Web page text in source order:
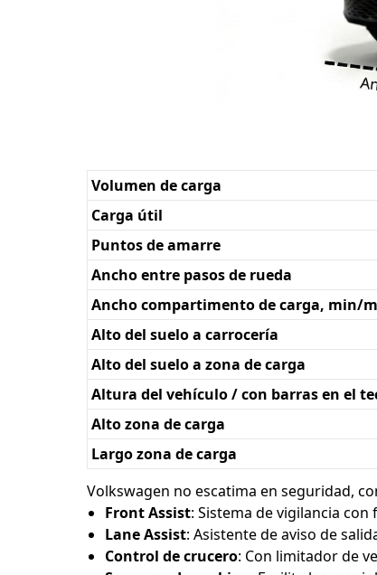
Volumen de carga
Carga útil
Puntos de amarre
Ancho entre pasos de rueda
Ancho compartimento de carga, min/
Alto del suelo a carrocería
Alto del suelo a zona de carga
Altura del vehículo / con barras en el
Alto zona de carga
Largo zona de carga
Volkswagen no escatima en seguridad,
Front Assist: Sistema de vigilancia
Lane Assist: Asistente de aviso de
Control de crucero: Con limitador de